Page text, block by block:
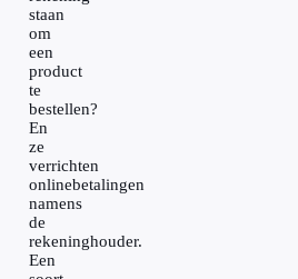
staan
om
een
product
te
bestellen?
En
ze
verrichten
onlinebetalingen
namens
de
rekeninghouder.
Een